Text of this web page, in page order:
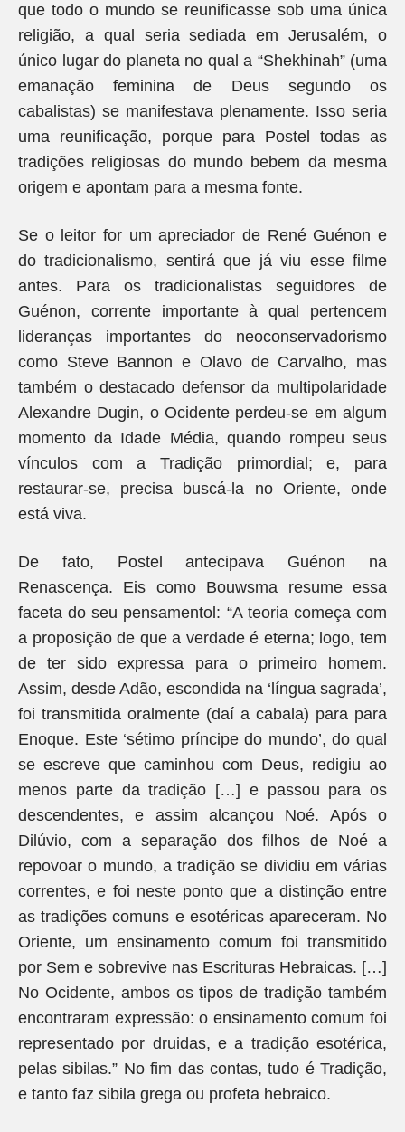
que todo o mundo se reunificasse sob uma única
religião, a qual seria sediada em Jerusalém, o
único lugar do planeta no qual a “Shekhinah” (uma
emanação feminina de Deus segundo os
cabalistas) se manifestava plenamente. Isso seria
uma reunificação, porque para Postel todas as
tradições religiosas do mundo bebem da mesma
origem e apontam para a mesma fonte.
Se o leitor for um apreciador de René Guénon e
do tradicionalismo, sentirá que já viu esse filme
antes. Para os tradicionalistas seguidores de
Guénon, corrente importante à qual pertencem
lideranças importantes do neoconservadorismo
como Steve Bannon e Olavo de Carvalho, mas
também o destacado defensor da multipolaridade
Alexandre Dugin, o Ocidente perdeu-se em algum
momento da Idade Média, quando rompeu seus
vínculos com a Tradição primordial; e, para
restaurar-se, precisa buscá-la no Oriente, onde
está viva.
De fato, Postel antecipava Guénon na
Renascença.
Eis como Bouwsma resume essa
faceta do seu pensamentol: “A teoria começa com
a proposição de que a verdade é eterna; logo, tem
de ter sido expressa para o primeiro homem.
Assim, desde Adão, escondida na ‘língua sagrada’,
foi transmitida oralmente (daí a cabala) para para
Enoque. Este ‘sétimo príncipe do mundo’, do qual
se escreve que caminhou com Deus, redigiu ao
menos parte da tradição […] e passou para os
descendentes, e assim alcançou Noé. Após o
Dilúvio, com a separação dos filhos de Noé a
repovoar o mundo, a tradição se dividiu em várias
correntes, e foi neste ponto que a distinção entre
as tradições comuns e esotéricas apareceram. No
Oriente, um ensinamento comum foi transmitido
por Sem e sobrevive nas Escrituras Hebraicas. […]
No Ocidente, ambos os tipos de tradição também
encontraram expressão: o ensinamento comum foi
representado por druidas, e a tradição esotérica,
pelas sibilas.” No fim das contas, tudo é Tradição,
e tanto faz sibila grega ou profeta hebraico.